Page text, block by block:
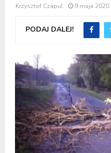
Krzysztof Czapul 9 maja 2020
PODAJ DALEJ!